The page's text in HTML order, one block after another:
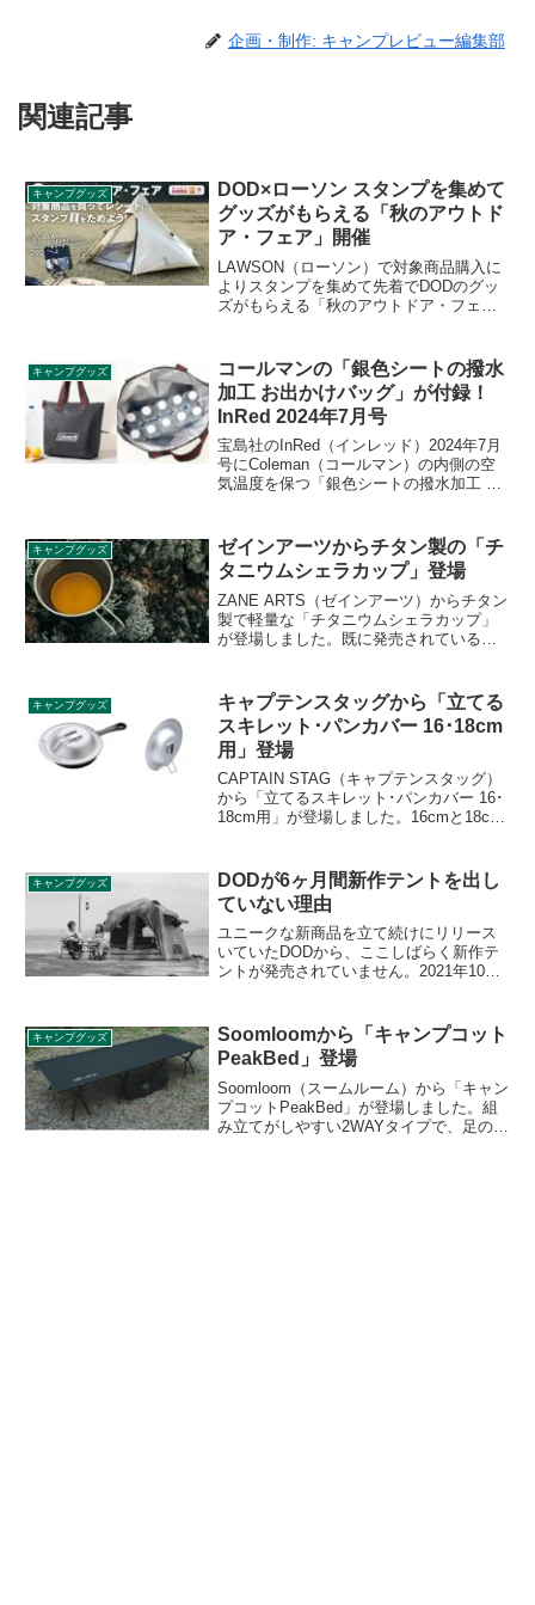
企画・制作: キャンプレビュー編集部
関連記事
キャンプグッズ
DOD×ローソン スタンプを集めて
グッズがもらえる「秋のアウトド
ア・フェア」開催
LAWSON（ローソン）で対象商品購入に
よりスタンプを集めて先着でDODのグッ
ズがもらえる「秋のアウトドア・フェ
ーします。
キャンプグッズ
コールマンの「銀色シートの撥水
加工 お出かけバッグ」が付録！
InRed 2024年7月号
宝島社のInRed（インレッド）2024年7月
号にColeman（コールマン）の内側の空
気温度を保つ「銀色シートの撥水加工 お
も、お出かけの際に連れていきたい、大
容量のバッグです。詳細をレビューしま
す。
キャンプグッズ
ゼインアーツからチタン製の「チ
タニウムシェラカップ」登場
ZANE ARTS（ゼインアーツ）からチタン
製で軽量な「チタニウムシェラカップ」
が登場しました。既に発売されているス
はステンレスの約半分です。詳細をレビ
ューします。
キャンプグッズ
キャプテンスタッグから「立てる
スキレット･パンカバー 16･18cm
用」登場
CAPTAIN STAG（キャプテンスタッグ）
から「立てるスキレット･パンカバー 16･
18cm用」が登場しました。16cmと18cm
バーで、ハンドルがスタンドにもなりま
す。詳細をレビューします。
キャンプグッズ
DODが6ヶ月間新作テントを出し
ていない理由
ユニークな新商品を立て続けにリリース
いていたDODから、ここしばらく新作テ
ントが発売されていません。2021年10月
す。その背景には何があるのでしょう
か。新作テントをリリースしない理由を
考察します。
キャンプグッズ
Soomloomから「キャンプコット
PeakBed」登場
Soomloom（スームルーム）から「キャン
プコットPeakBed」が登場しました。組
み立てがしやすい2WAYタイプで、足の差